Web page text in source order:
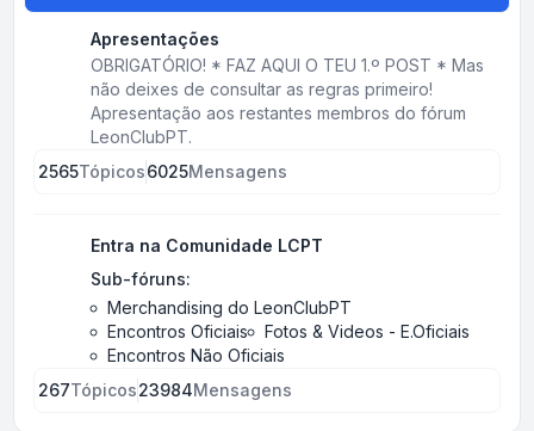
Apresentações
OBRIGATÓRIO! * FAZ AQUI O TEU 1.º POST * Mas
não deixes de consultar as regras primeiro!
Apresentação aos restantes membros do fórum
LeonClubPT.
2565Tópicos6025Mensagens
Entra na Comunidade LCPT
Sub-fóruns:
Merchandising do LeonClubPT
Encontros Oficiais
Fotos & Videos - E.Oficiais
Encontros Não Oficiais
267Tópicos23984Mensagens